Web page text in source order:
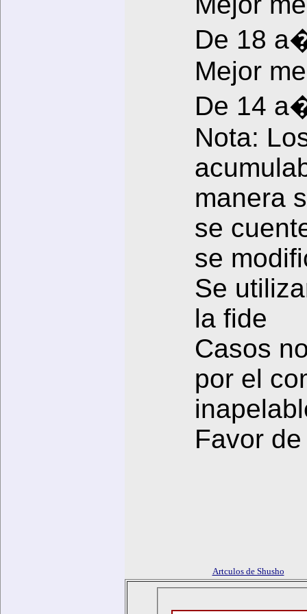
De 18
Mejor
De 14
Nota:
manera
se
se
Se
la fide
Casos
por el
Favor
Artculos de Shusho